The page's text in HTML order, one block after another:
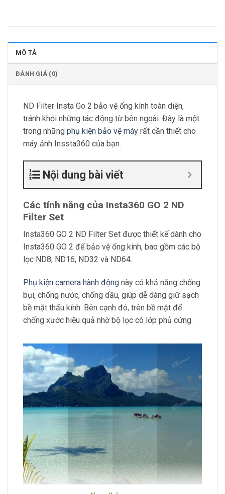
MÔ TẢ
ĐÁNH GIÁ (0)
ND Filter Insta Go 2 bảo vệ ống kính toàn diện,
tránh khỏi những tác động từ bên ngoài. Đây là một
trong những phụ kiện bảo vệ máy rất cần thiết cho
máy ảnh Inssta360 của bạn.
Nội dung bài viết
Các tính năng của Insta360 GO 2 ND
Filter Set
Insta360 GO 2 ND Filter Set được thiết kế dành cho
Insta360 GO 2 để bảo vệ ống kính, bao gồm các bộ
lọc ND8, ND16, ND32 và ND64.
Phụ kiện camera hành động này có khả năng chống
bụi, chống nước, chống dầu, giúp dễ dàng giữ sạch
bề mặt thấu kính. Bên cạnh đó, trên bề mặt để
chống xước hiệu quả nhờ bộ lọc có lớp phủ cứng.